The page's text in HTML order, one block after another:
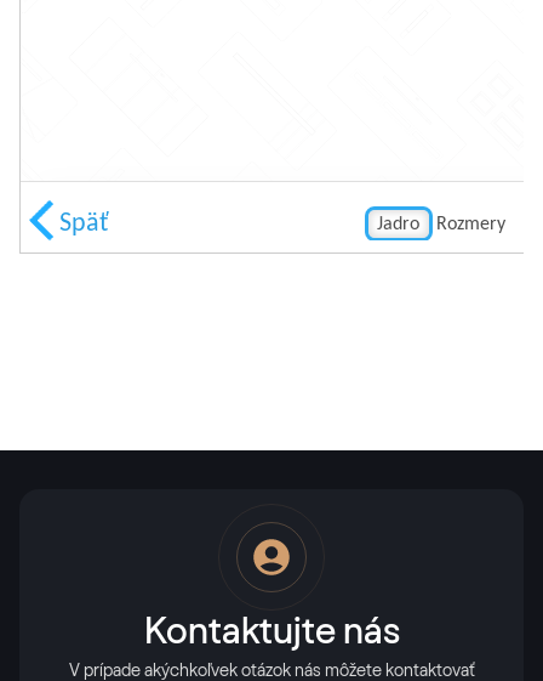
Kontaktujte nás
V prípade akýchkoľvek otázok nás môžete kontaktovať